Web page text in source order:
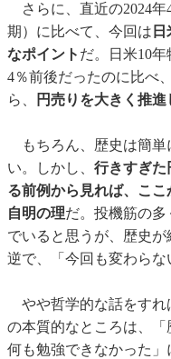
さらに、直近の2024年
期）に比べて、今回は
なポイント だ。日米10
4％前後だったのに比べ
ら、
円売りを大きく推
もちろん、歴史は簡単
い。しかし、 行きすぎた
る前例から見れば、こ
自明の理だ。投機筋の
でいると思うが、歴史
逆で、「今回も変わらな
やや哲学的な話をすれ
の本質的なところは、
何も勉強できなかった」